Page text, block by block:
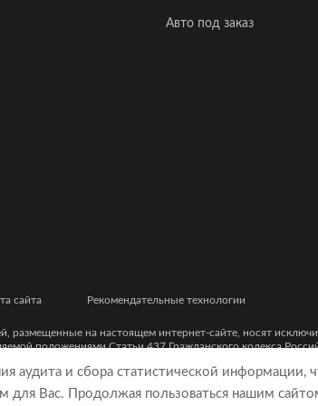
Авто под заказ
сайта Рекомендательные технологии
размещенные на настоящем интернет-сайте, носят
положениями Статьи 437 Гражданского кодекса
характеристиками и цветовыми сочетаниями, а также
ОГРН 5077746977930)
аудита и сбора статистической информации,
для Вас. Продолжая пользоваться нашим